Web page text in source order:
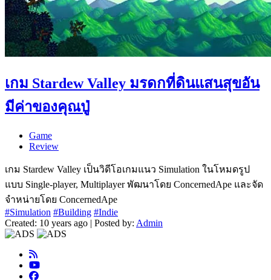
เกม Stardew Valley มรดกที่ดินแสนสุขอัน
มีค่าของคุณปู่
Game
Review
เกม Stardew Valley เป็นวิดีโอเกมแนว Simulation ในโหมดรูป
แบบ Single-player, Multiplayer พัฒนาโดย ConcernedApe และจัด
จำหน่ายโดย ConcernedApe
#Simulation #Building #Indie
Created: 10 years ago | Posted by: Admin